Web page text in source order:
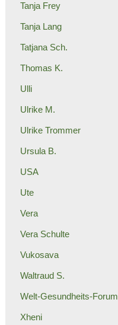
Tanja Frey
Tanja Lang
Tatjana Sch.
Thomas K.
Ulli
Ulrike M.
Ulrike Trommer
Ursula B.
USA
Ute
Vera
Vera Schulte
Vukosava
Waltraud S.
Welt-Gesundheits-Forum
Xheni